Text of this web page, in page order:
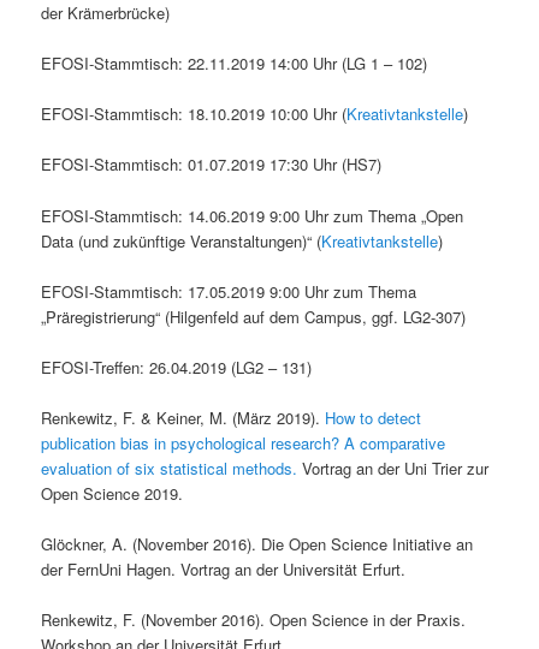
der Krämerbrücke)
EFOSI-Stammtisch: 22.11.2019 14:00 Uhr (LG 1 – 102)
EFOSI-Stammtisch: 18.10.2019 10:00 Uhr (Kreativtankstelle)
EFOSI-Stammtisch: 01.07.2019 17:30 Uhr (HS7)
EFOSI-Stammtisch: 14.06.2019 9:00 Uhr zum Thema „Open
Data (und zukünftige Veranstaltungen)“ (Kreativtankstelle)
EFOSI-Stammtisch: 17.05.2019 9:00 Uhr zum Thema
„Präregistrierung“ (Hilgenfeld auf dem Campus, ggf. LG2-307)
EFOSI-Treffen: 26.04.2019 (LG2 – 131)
Renkewitz, F. & Keiner, M. (März 2019). How to detect
publication bias in psychological research? A comparative
evaluation of six statistical methods. Vortrag an der Uni Trier zur
Open Science 2019.
Glöckner, A. (November 2016). Die Open Science Initiative an
der FernUni Hagen. Vortrag an der Universität Erfurt.
Renkewitz, F. (November 2016). Open Science in der Praxis.